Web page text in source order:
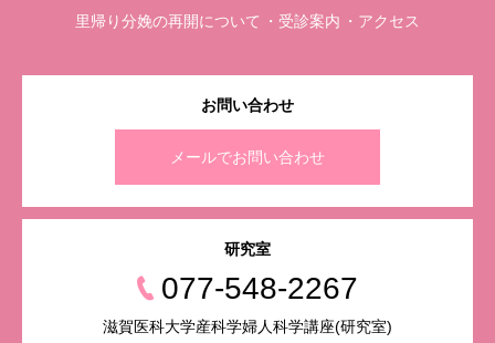
里帰り分娩の再開について
受診案内 アクセス
お問い合わせ
メールでお問い合わせ
研究室
077-548-2267
滋賀医科大学産科学婦人科学講座(研究室)